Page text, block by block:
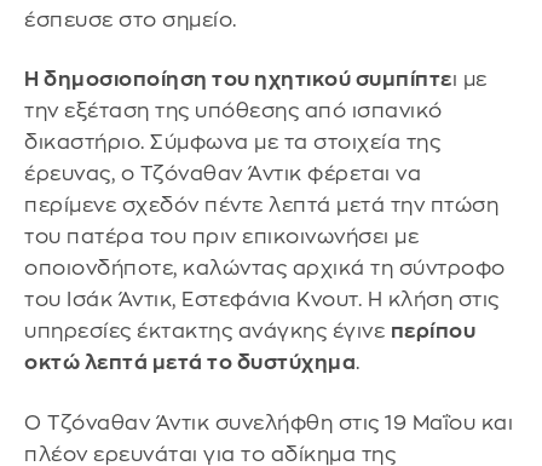
έσπευσε στο σημείο.
Η δημοσιοποίηση του ηχητικού συμπίπτει με
την εξέταση της υπόθεσης από ισπανικό
δικαστήριο. Σύμφωνα με τα στοιχεία της
έρευνας, ο Τζόναθαν Άντικ φέρεται να
περίμενε σχεδόν πέντε λεπτά μετά την πτώση
του πατέρα του πριν επικοινωνήσει με
οποιονδήποτε, καλώντας αρχικά τη σύντροφο
του Ισάκ Άντικ, Εστεφάνια Κνουτ. Η κλήση στις
υπηρεσίες έκτακτης ανάγκης έγινε περίπου
οκτώ λεπτά μετά το δυστύχημα.
Ο Τζόναθαν Άντικ συνελήφθη στις 19 Μαΐου και
πλέον ερευνάται για το αδίκημα της